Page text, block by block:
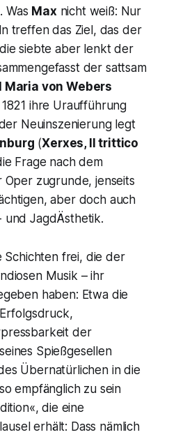
Was Max nicht weiß: Nur
treffen das Ziel, das der
siebte aber lenkt der
der sattsam
Maria von Webers
ihre Uraufführung
Neuinszenierung legt
(Xerxes, Il trittico
Frage nach dem
Oper zugrunde, jenseits
aber doch auch
und JagdÄsthetik.
Schichten frei, die der
Musik – ihr
haben: Etwa die
der
Spießgesellen
Übernatürlichen in die
empfänglich zu sein
die eine
erhält: Dass nämlich